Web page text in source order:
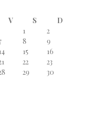
V S
D
1
2
8
9
15
16
22
23
29
30